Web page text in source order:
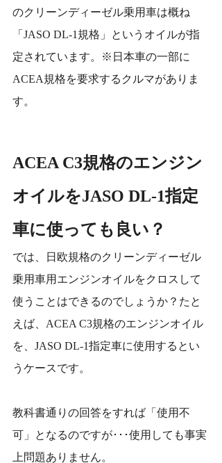
のクリーンディーゼル乗用車は概ね
「JASO DL-1規格」というオイルが指
定されています。※日本車の一部に
ACEA規格を要求するクルマがありま
す。
ACEA C3規格のエンジン
オイルをJASO DL-1指定
車に使っても良い？
では、日欧規格のクリーンディーゼル
乗用車用エンジンオイルをクロスして
使うことはできるのでしょうか？たと
えば、ACEA C3規格のエンジンオイル
を、JASO DL-1指定車に使用するとい
うケースです。
教科書通りの回答をすれば「使用不
可」となるのですが･･･使用しても事実
上問題ありません。